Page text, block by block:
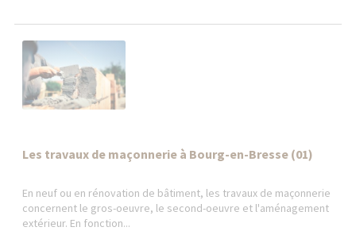
Les travaux de maçonnerie à Bourg-en-Bresse (01)
En neuf ou en rénovation de bâtiment, les travaux de maçonnerie
concernent le gros-oeuvre, le second-oeuvre et l'aménagement
extérieur. En fonction...